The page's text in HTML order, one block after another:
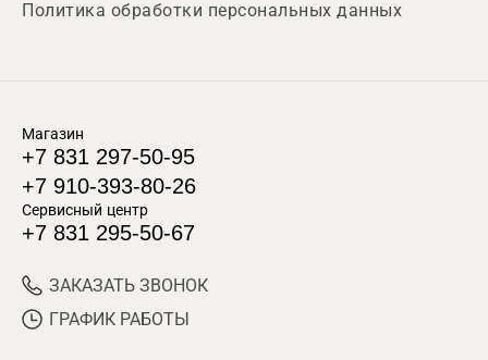
Политика обработки персональных данных
Магазин
+7 831 297-50-95
+7 910-393-80-26
Сервисный центр
+7 831 295-50-67
ЗАКАЗАТЬ ЗВОНОК
ГРАФИК РАБОТЫ